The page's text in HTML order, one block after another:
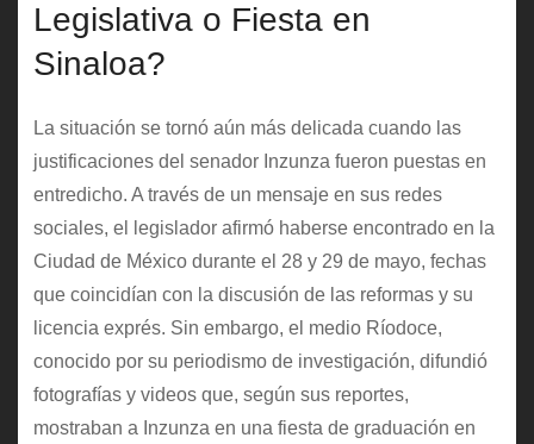
Legislativa o Fiesta en
Sinaloa?
La situación se tornó aún más delicada cuando las
justificaciones del senador Inzunza fueron puestas en
entredicho. A través de un mensaje en sus redes
sociales, el legislador afirmó haberse encontrado en la
Ciudad de México durante el 28 y 29 de mayo, fechas
que coincidían con la discusión de las reformas y su
licencia exprés. Sin embargo, el medio Ríodoce,
conocido por su periodismo de investigación, difundió
fotografías y videos que, según sus reportes,
mostraban a Inzunza en una fiesta de graduación en